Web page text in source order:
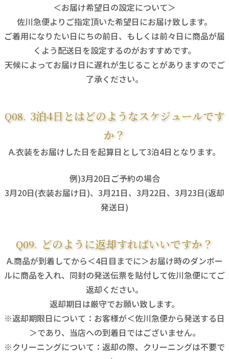
＜お届け希望日の設定について＞
佐川急便よりご指定頂いた希望日にお届け致します。
ご着用になりたい日にちの前日、もしくは前々日に商品が届
くよう配送日を設定するのがおすすめです。
天候によってお届け日に遅れが生じることがありますのでご
了承ください。
3泊4日とはどのようなスケジュールです
か？
衣装をお届けした日を起算日として3泊4日となります。
例)3月20日ご予約の場合
3月20日(衣装お届け日)、3月21日、3月22日、3月23日(返却
発送日)
どのように返却すればいいですか？
商品が到着してから＜4日目までに＞お届け時のダンボー
ルに商品を入れ、同封の発送伝票を貼付して佐川急便にてご
返却ください。
返却期日は厳守でお願い致します。
※返却期限日について：お客様が＜佐川急便から発送する日
＞であり、当店への到着日ではございません。
※クリーニングについて：返却の際、クリーニングは不要で